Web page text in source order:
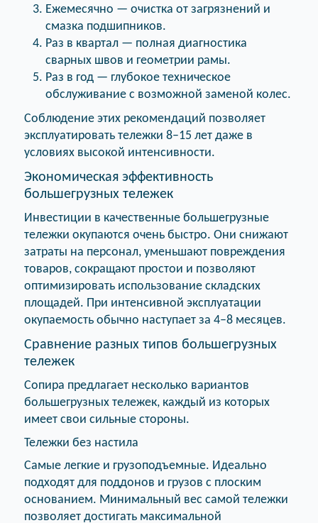
Ежемесячно — очистка от загрязнений и
смазка подшипников.
Раз в квартал — полная диагностика
сварных швов и геометрии рамы.
Раз в год — глубокое техническое
обслуживание с возможной заменой колес.
Соблюдение этих рекомендаций позволяет
эксплуатировать тележки 8–15 лет даже в
условиях высокой интенсивности.
Экономическая эффективность
большегрузных тележек
Инвестиции в качественные большегрузные
тележки окупаются очень быстро. Они снижают
затраты на персонал, уменьшают повреждения
товаров, сокращают простои и позволяют
оптимизировать использование складских
площадей. При интенсивной эксплуатации
окупаемость обычно наступает за 4–8 месяцев.
Сравнение разных типов большегрузных
тележек
Сопира предлагает несколько вариантов
большегрузных тележек, каждый из которых
имеет свои сильные стороны.
Тележки без настила
Самые легкие и грузоподъемные. Идеально
подходят для поддонов и грузов с плоским
основанием. Минимальный вес самой тележки
позволяет достигать максимальной